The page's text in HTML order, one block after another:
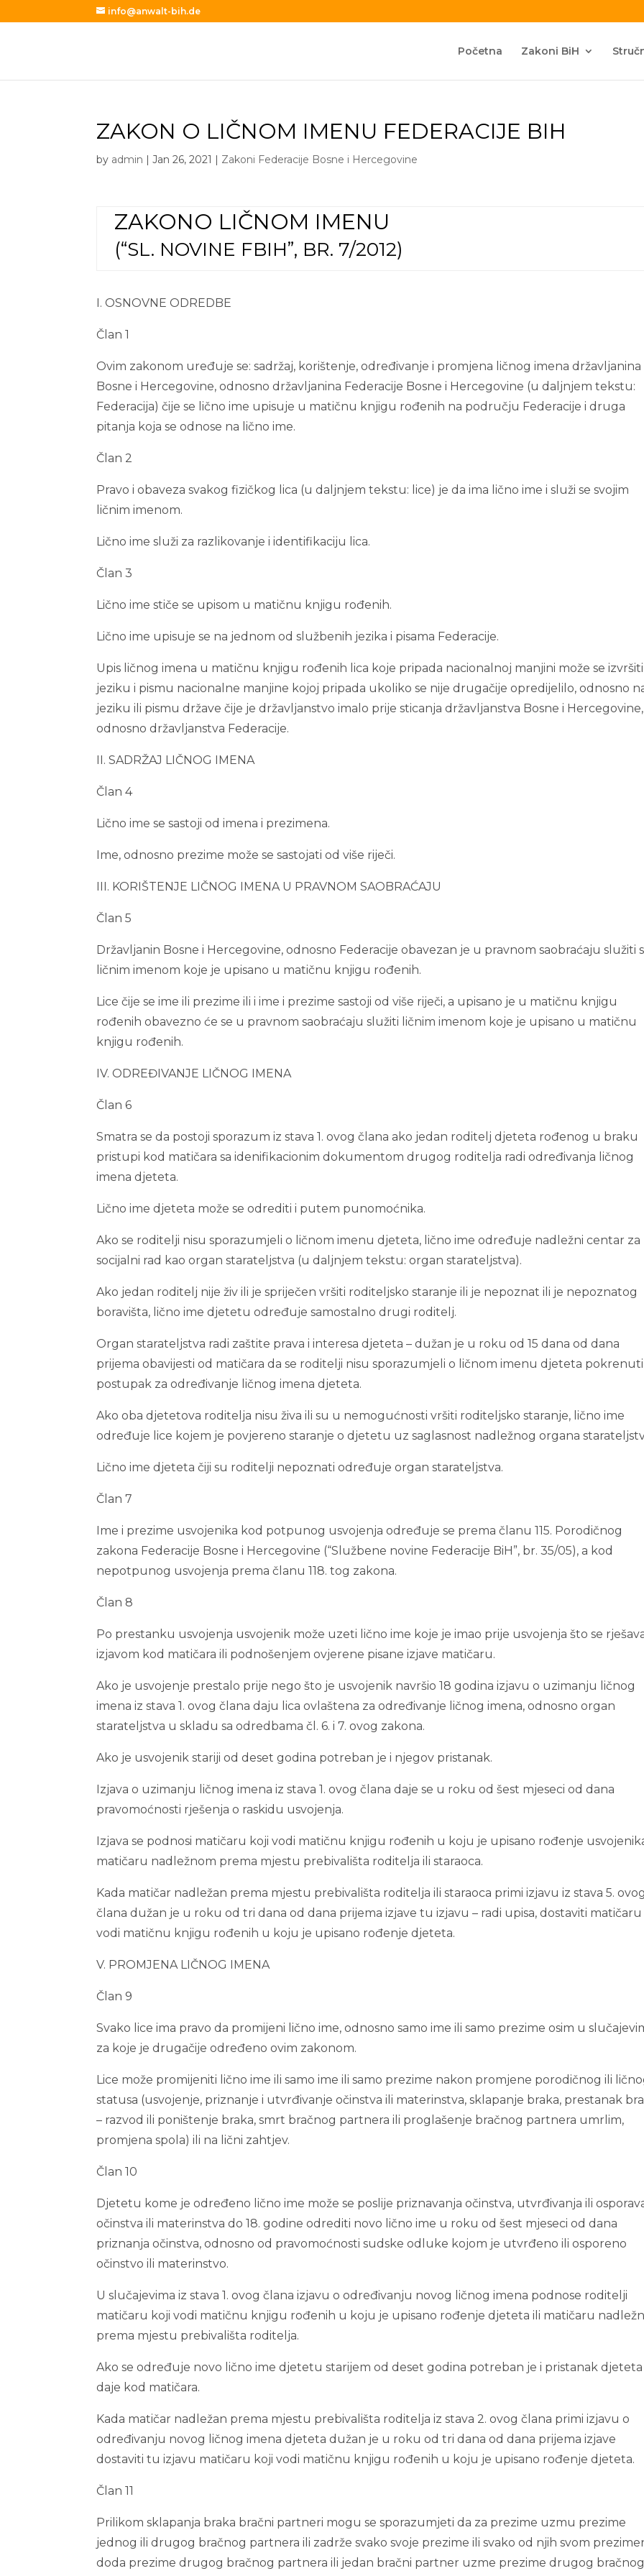
info@anwalt-bih.de
Početna Zakoni BiH
ZAKON O LIČNOM IMENU FEDERACIJE BIH
by admin |Jan 26, 2021 | Zakoni Federacije Bosne i Hercegovine
ZAKONO LIČNOM IMENU
(“SL. NOVINE FBIH”, BR. 7/2012)
I. OSNOVNE ODREDBE
Član 1
Ovim zakonom uređuje se: sadržaj, korištenje, određivanje i promjena ličnog imena državljanina
Bosne i Hercegovine, odnosno državljanina Federacije Bosne i Hercegovine (u daljnjem tekstu:
Federacija) čije se lično ime upisuje u matičnu knjigu rođenih na području Federacije i druga
pitanja koja se odnose na lično ime.
Član 2
Pravo i obaveza svakog fizičkog lica (u daljnjem tekstu: lice) je da ima lično ime i služi se svojim
ličnim imenom.
Lično ime služi za razlikovanje i identifikaciju lica.
Član 3
Lično ime stiče se upisom u matičnu knjigu rođenih.
Lično ime upisuje se na jednom od službenih jezika i pisama Federacije.
Upis ličnog imena u matičnu knjigu rođenih lica koje pripada nacionalnoj manjini može se
jeziku i pismu nacionalne manjine kojoj pripada ukoliko se nije drugačije opredijelilo, odnosno
jeziku ili pismu države čije je državljanstvo imalo prije sticanja državljanstva Bosne i Hercegovine,
odnosno državljanstva Federacije.
II. SADRŽAJ LIČNOG IMENA
Član 4
Lično ime se sastoji od imena i prezimena.
Ime, odnosno prezime može se sastojati od više riječi.
III. KORIŠTENJE LIČNOG IMENA U PRAVNOM SAOBRAĆAJU
Član 5
Državljanin Bosne i Hercegovine, odnosno Federacije obavezan je u pravnom saobraćaju služiti
ličnim imenom koje je upisano u matičnu knjigu rođenih.
Lice čije se ime ili prezime ili i ime i prezime sastoji od više riječi, a upisano je u matičnu knjigu
rođenih obavezno će se u pravnom saobraćaju služiti ličnim imenom koje je upisano u matičnu
knjigu rođenih.
IV. ODREĐIVANJE LIČNOG IMENA
Član 6
Smatra se da postoji sporazum iz stava 1. ovog člana ako jedan roditelj djeteta rođenog u braku
pristupi kod matičara sa idenifikacionim dokumentom drugog roditelja radi određivanja ličnog
imena djeteta.
Lično ime djeteta može se odrediti i putem punomoćnika.
Ako se roditelji nisu sporazumjeli o ličnom imenu djeteta, lično ime određuje nadležni centar za
socijalni rad kao organ starateljstva (u daljnjem tekstu: organ starateljstva).
Ako jedan roditelj nije živ ili je spriječen vršiti roditeljsko staranje ili je nepoznat ili je nepoznatog
boravišta, lično ime djetetu određuje samostalno drugi roditelj.
Organ starateljstva radi zaštite prava i interesa djeteta – dužan je u roku od 15 dana od dana
prijema obavijesti od matičara da se roditelji nisu sporazumjeli o ličnom imenu djeteta pokrenuti
postupak za određivanje ličnog imena djeteta.
Ako oba djetetova roditelja nisu živa ili su u nemogućnosti vršiti roditeljsko staranje, lično ime
određuje lice kojem je povjereno staranje o djetetu uz saglasnost nadležnog organa
Lično ime djeteta čiji su roditelji nepoznati određuje organ starateljstva.
Član 7
Ime i prezime usvojenika kod potpunog usvojenja određuje se prema članu 115. Porodičnog
zakona Federacije Bosne i Hercegovine (“Službene novine Federacije BiH”, br. 35/05), a kod
nepotpunog usvojenja prema članu 118. tog zakona.
Član 8
Po prestanku usvojenja usvojenik može uzeti lično ime koje je imao prije usvojenja što se
izjavom kod matičara ili podnošenjem ovjerene pisane izjave matičaru.
Ako je usvojenje prestalo prije nego što je usvojenik navršio 18 godina izjavu o uzimanju ličnog
imena iz stava 1. ovog člana daju lica ovlaštena za određivanje ličnog imena, odnosno organ
starateljstva u skladu sa odredbama čl. 6. i 7. ovog zakona.
Ako je usvojenik stariji od deset godina potreban je i njegov pristanak.
Izjava o uzimanju ličnog imena iz stava 1. ovog člana daje se u roku od šest mjeseci od dana
pravomoćnosti rješenja o raskidu usvojenja.
Izjava se podnosi matičaru koji vodi matičnu knjigu rođenih u koju je upisano rođenje
matičaru nadležnom prema mjestu prebivališta roditelja ili staraoca.
Kada matičar nadležan prema mjestu prebivališta roditelja ili staraoca primi izjavu iz stava 5.
člana dužan je u roku od tri dana od dana prijema izjave tu izjavu – radi upisa, dostaviti
vodi matičnu knjigu rođenih u koju je upisano rođenje djeteta.
V. PROMJENA LIČNOG IMENA
Član 9
Svako lice ima pravo da promijeni lično ime, odnosno samo ime ili samo prezime osim u
za koje je drugačije određeno ovim zakonom.
Lice može promijeniti lično ime ili samo ime ili samo prezime nakon promjene porodičnog ili
statusa (usvojenje, priznanje i utvrđivanje očinstva ili materinstva, sklapanje braka, prestanak
– razvod ili poništenje braka, smrt bračnog partnera ili proglašenje bračnog partnera umrlim,
promjena spola) ili na lični zahtjev.
Član 10
Djetetu kome je određeno lično ime može se poslije priznavanja očinstva, utvrđivanja ili
očinstva ili materinstva do 18. godine odrediti novo lično ime u roku od šest mjeseci od dana
priznanja očinstva, odnosno od pravomoćnosti sudske odluke kojom je utvrđeno ili osporeno
očinstvo ili materinstvo.
U slučajevima iz stava 1. ovog člana izjavu o određivanju novog ličnog imena podnose roditelji
matičaru koji vodi matičnu knjigu rođenih u koju je upisano rođenje djeteta ili matičaru
prema mjestu prebivališta roditelja.
Ako se određuje novo lično ime djetetu starijem od deset godina potreban je i pristanak
daje kod matičara.
Kada matičar nadležan prema mjestu prebivališta roditelja iz stava 2. ovog člana primi izjavu o
određivanju novog ličnog imena djeteta dužan je u roku od tri dana od dana prijema izjave
dostaviti tu izjavu matičaru koji vodi matičnu knjigu rođenih u koju je upisano rođenje djeteta.
Član 11
Prilikom sklapanja braka bračni partneri mogu se sporazumjeti da za prezime uzmu prezime
jednog ili drugog bračnog partnera ili zadrže svako svoje prezime ili svako od njih svom
doda prezime drugog bračnog partnera ili jedan bračni partner uzme prezime drugog